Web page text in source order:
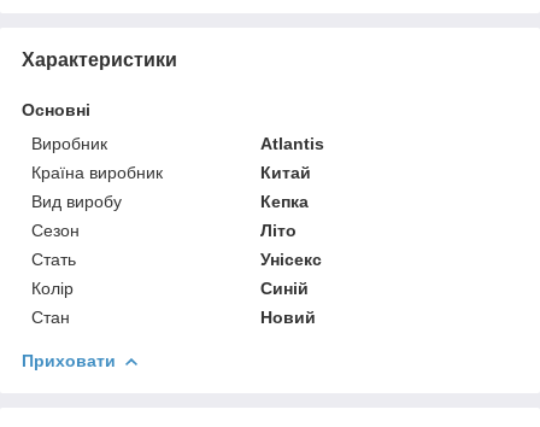
Характеристики
Основні
Виробник
Atlantis
Країна виробник
Китай
Вид виробу
Кепка
Сезон
Літо
Стать
Унісекс
Колір
Синій
Стан
Новий
Приховати